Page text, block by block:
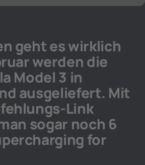
geht es wirklich
werden die
Model 3 in
ausgeliefert. Mit
Link
sogar noch 6
for